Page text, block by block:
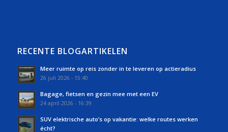
RECENTE BLOGARTIKELEN
Meer ruimte op reis zonder in te leveren op actieradius
26 juli 2026 - 15:40
Bagage, fietsen en gezin mee met een EV
24 april 2026 - 16:39
SUV elektrische auto’s op vakantie: welke routes werken
écht?